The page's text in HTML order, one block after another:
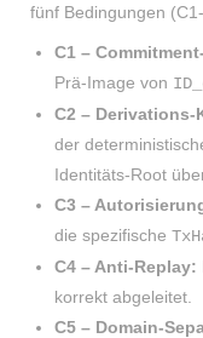
fünf Bedingungen
C1 –
Prä-Image von
C2 – Derivations-
der
Identitäts-Root
C3 –
die spezifische
C4 – Anti-Replay:
korrekt abgeleitet.
C5 – Domain-